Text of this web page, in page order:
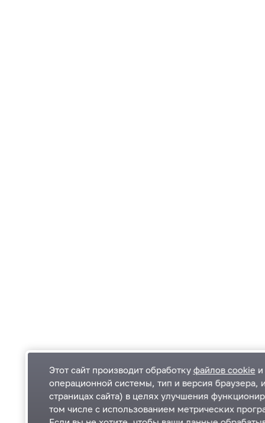
Одинцовский городской округ Московской
области
Этот сайт производит обработку файлов cookie
операционной системы, тип и версия браузера,
страницах сайта) в целях улучшения
том числе с использованием метрических